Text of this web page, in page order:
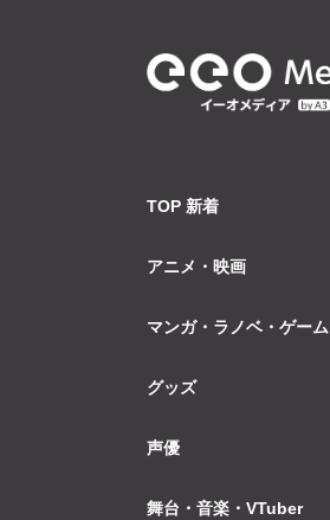
TOP 新着
アニメ・映画
マンガ・ラノベ・ゲーム
グッズ
声優
舞台・音楽・VTuber